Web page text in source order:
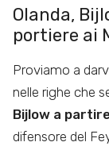
Olanda,
portiere ai
Proviamo a
nelle righe che
Bijlow a
difensore del